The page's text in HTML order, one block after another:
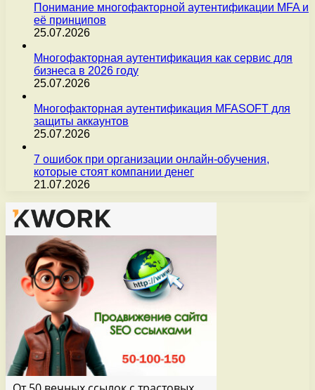
Понимание многофакторной аутентификации MFA и
её принципов
25.07.2026
Многофакторная аутентификация как сервис для
бизнеса в 2026 году
25.07.2026
Многофакторная аутентификация MFASOFT для
защиты аккаунтов
25.07.2026
7 ошибок при организации онлайн-обучения,
которые стоят компании денег
21.07.2026